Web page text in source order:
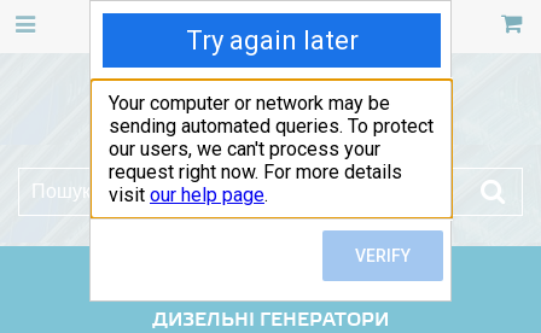
+38 (044) 467 53 53
РУС УКР
ДИЗЕЛЬНІ ГЕНЕРАТОРИ